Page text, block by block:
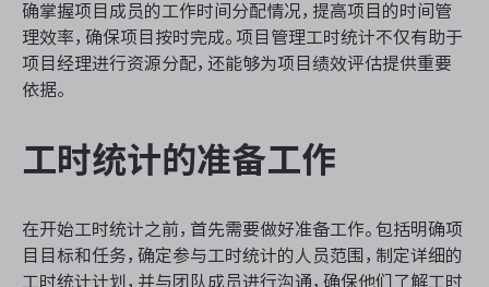
资源和工时管理
IPD 研发管理
ASPICE 研发管理
确掌握项目成员的工作时间分配情况，提高项目的时间管
理效率，确保项目按时完成。项目管理工时统计不仅有助于
项目经理进行资源分配，还能够为项目绩效评估提供重要
依据。
工时统计的准备工作
在开始工时统计之前，首先需要做好准备工作。包括明确项
目目标和任务，确定参与工时统计的人员范围，制定详细的
工时统计计划，并与团队成员进行沟通，确保他们了解工时